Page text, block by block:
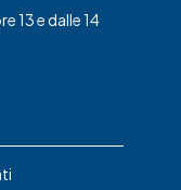
13 e dalle 14